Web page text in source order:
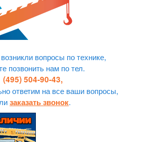
вопросы по технике,
позвонить нам по тел.
(495) 504-90-43,
ответим на все ваши вопросы,
заказать звонок.